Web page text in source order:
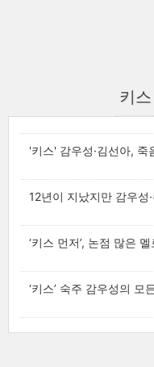
키
'키스' 감우성·김선아,
12년이 지났지만 감우성
‘키스 먼저’, 논점 많은
‘키스’ 숙주 감우성의 모